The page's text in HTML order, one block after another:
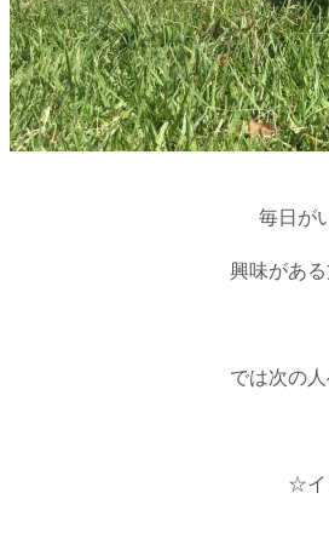
毎日が
興味があ
では次の
☆イ